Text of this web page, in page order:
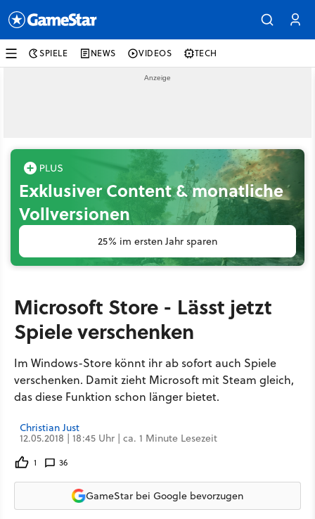
SPIELE NEWS VIDEOS TECH
Exklusiver Content & monatliche
Vollversionen
25% im ersten Jahr sparen
Microsoft Store - Lässt jetzt
Spiele verschenken
Im Windows-Store könnt ihr ab sofort auch Spiele
verschenken. Damit zieht Microsoft mit Steam gleich,
das diese Funktion schon länger bietet.
Christian Just
12.05.2018 | 18:45 Uhr | ca. 1 Minute Lesezeit
1 36
GameStar bei Google bevorzugen